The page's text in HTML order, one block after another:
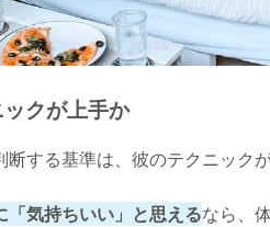
クが上手か
する基準は、彼のテクニックが
気持ちいい」と思えるなら、